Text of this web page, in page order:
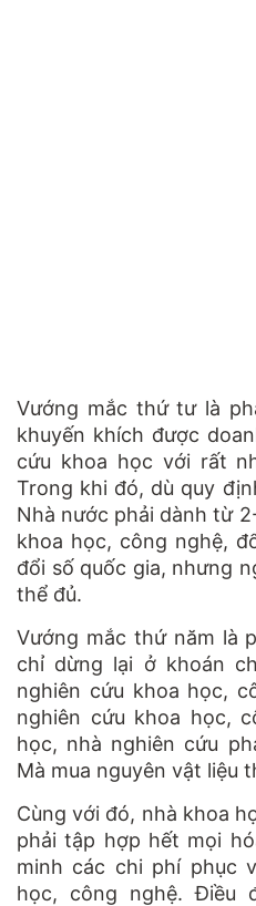
Vướng mắc thứ tư là
khuyến khích được
cứu khoa học với rất
Trong khi đó, dù quy
Nhà nước phải dành từ
khoa học, công nghệ,
đổi số quốc gia, nhưng
thể đủ.
Vướng mắc thứ năm là
chỉ dừng lại ở khoán
nghiên cứu khoa học,
nghiên cứu khoa học,
học, nhà nghiên cứu
Mà mua nguyên vật liệu
Cùng với đó, nhà khoa
phải tập hợp hết mọi
minh các chi phí phục
học, công nghệ. Điều